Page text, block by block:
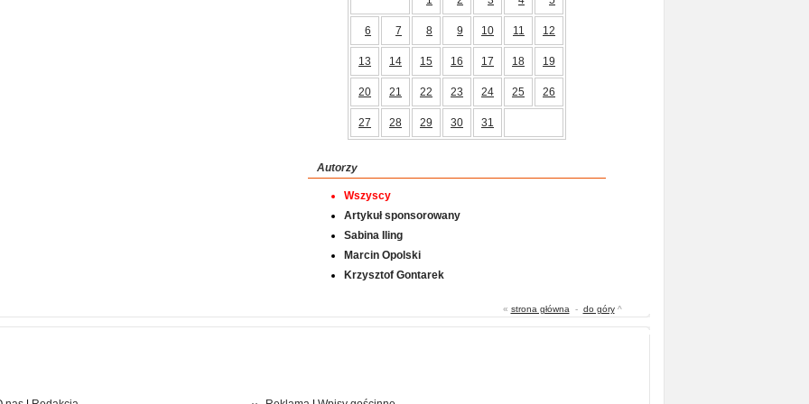
6 7 8 9 10 11 12
13 14 15 16 17 18 19
20 21 22 23 24 25 26
27 28 29 30 31
Autorzy
Wszyscy
Artykuł sponsorowany
Sabina Iling
Marcin Opolski
Krzysztof Gontarek
« strona główna - do góry^